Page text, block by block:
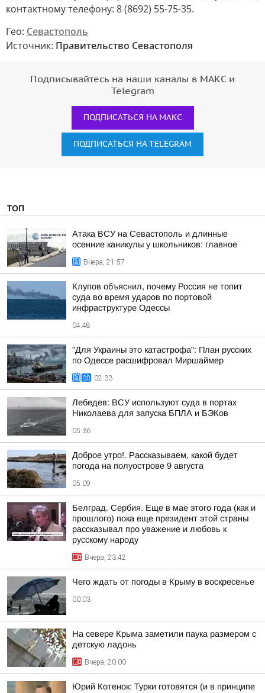
контактному телефону: 8 (8692) 55-75-35.
Гео: Севастополь
Источник: Правительство Севастополя
Подписывайтесь на наши каналы в МАКС и
Telegram
ПОДПИСАТЬСЯ НА МАКС
ПОДПИСАТЬСЯ НА TELEGRAM
ТОП
Атака ВСУ на Севастополь и длинные
осенние каникулы у школьников: главное
Вчера, 21:57
Клупов объяснил, почему Россия не топит
суда во время ударов по портовой
инфраструктуре Одессы
04:48
"Для Украины это катастрофа": План русских
по Одессе расшифровал Миршаймер
02:33
Лебедев: ВСУ используют суда в портах
Николаева для запуска БПЛА и БЭКов
05:36
Доброе утро!. Рассказываем, какой будет
погода на полуострове 9 августа
05:09
Белград. Сербия. Еще в мае этого года (как и
прошлого) пока еще президент этой страны
рассказывал про уважение и любовь к
русскому народу
Вчера, 23:42
Чего ждать от погоды в Крыму в воскресенье
00:03
На севере Крыма заметили паука размером с
детскую ладонь
Вчера, 20:00
Юрий Котенок: Турки готовятся (и в принципе